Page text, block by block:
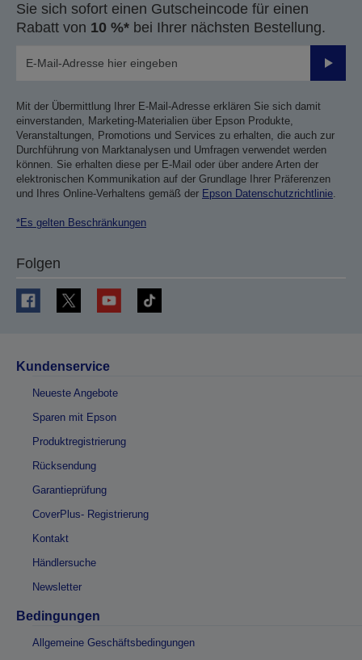
Sie sich sofort einen Gutscheincode für einen
Rabatt von 10 %* bei Ihrer nächsten Bestellung.
Mit der Übermittlung Ihrer E-Mail-Adresse erklären Sie sich damit
einverstanden, Marketing-Materialien über Epson Produkte,
Veranstaltungen, Promotions und Services zu erhalten, die auch zur
Durchführung von Marktanalysen und Umfragen verwendet werden
können. Sie erhalten diese per E-Mail oder über andere Arten der
elektronischen Kommunikation auf der Grundlage Ihrer Präferenzen
und Ihres Online-Verhaltens gemäß der Epson Datenschutzrichtlinie.
*Es gelten Beschränkungen
Folgen
Kundenservice
Neueste Angebote
Sparen mit Epson
Produktregistrierung
Rücksendung
Garantieprüfung
CoverPlus- Registrierung
Kontakt
Händlersuche
Newsletter
Bedingungen
Allgemeine Geschäftsbedingungen